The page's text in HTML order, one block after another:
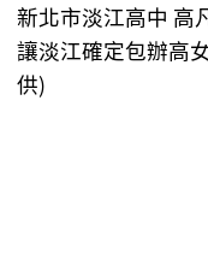
新北市淡江高中 高
讓淡江確定包辦高
供)